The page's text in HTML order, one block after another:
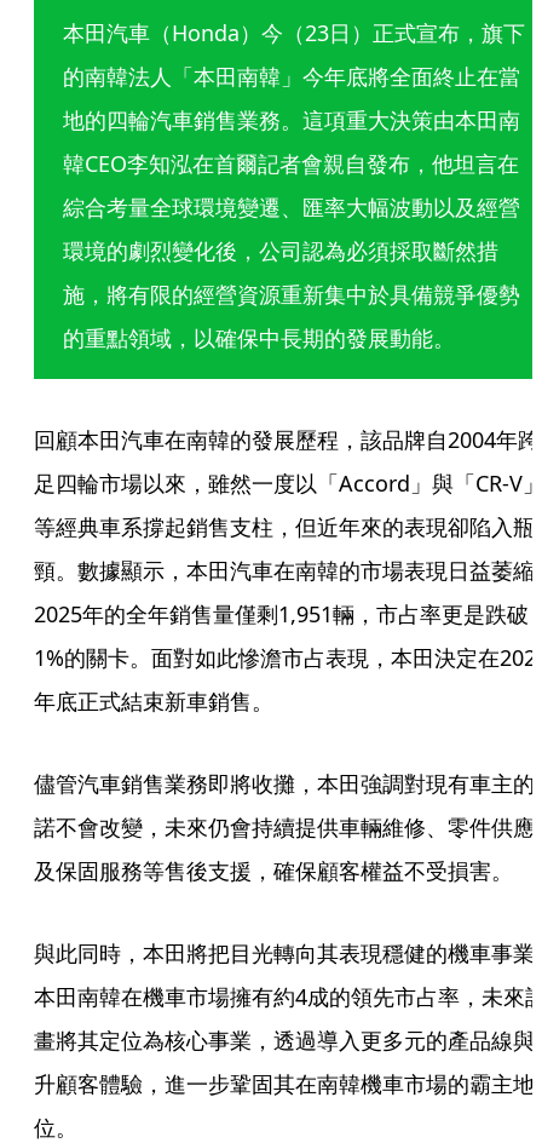
本田汽車（Honda）今（23日）正式宣布，旗下
的南韓法人「本田南韓」今年底將全面終止在當
地的四輪汽車銷售業務。這項重大決策由本田南
韓CEO李知泓在首爾記者會親自發布，他坦言在
綜合考量全球環境變遷、匯率大幅波動以及經營
環境的劇烈變化後，公司認為必須採取斷然措
施，將有限的經營資源重新集中於具備競爭優勢
的重點領域，以確保中長期的發展動能。
回顧本田汽車在南韓的發展歷程，該品牌自2004年跨
足四輪市場以來，雖然一度以「Accord」與「CR-V
等經典車系撐起銷售支柱，但近年來的表現卻陷入瓶
頸。數據顯示，本田汽車在南韓的市場表現日益萎縮
2025年的全年銷售量僅剩1,951輛，市占率更是跌破
1%的關卡。面對如此慘澹市占表現，本田決定在
年底正式結束新車銷售。
儘管汽車銷售業務即將收攤，本田強調對現有車主的
諾不會改變，未來仍會持續提供車輛維修、零件供應
及保固服務等售後支援，確保顧客權益不受損害。
與此同時，本田將把目光轉向其表現穩健的機車事業
本田南韓在機車市場擁有約4成的領先市占率，未來
畫將其定位為核心事業，透過導入更多元的產品線與
升顧客體驗，進一步鞏固其在南韓機車市場的霸主地
位。